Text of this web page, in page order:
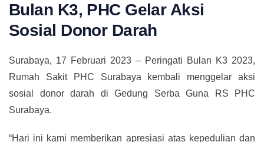
Bulan K3, PHC Gelar Aksi
Sosial Donor Darah
Surabaya, 17 Februari 2023 – Peringati Bulan K3 2023,
Rumah Sakit PHC Surabaya kembali menggelar aksi
sosial donor darah di Gedung Serba Guna RS PHC
Surabaya.
“Hari ini kami memberikan apresiasi atas kepedulian dan